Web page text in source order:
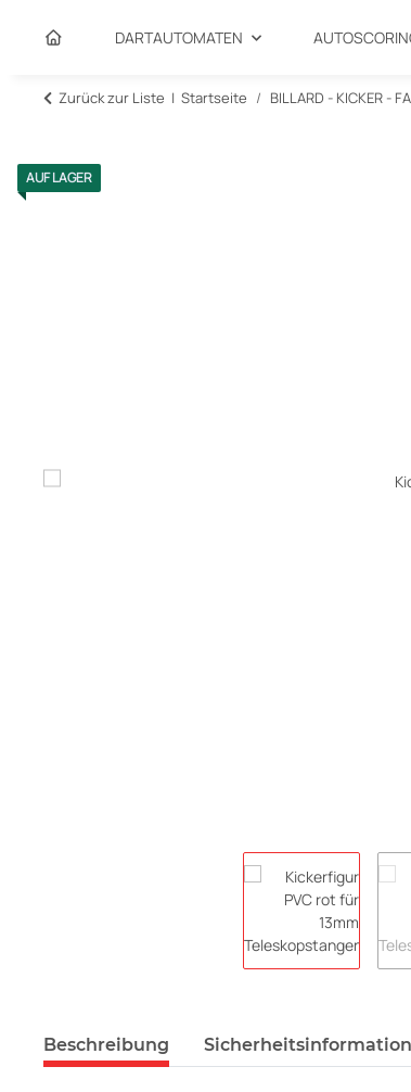
DARTAUTOMATEN
Zurück zur Liste Startseite BILLARD - KICKER -
AUF LAGER
Beschreibung